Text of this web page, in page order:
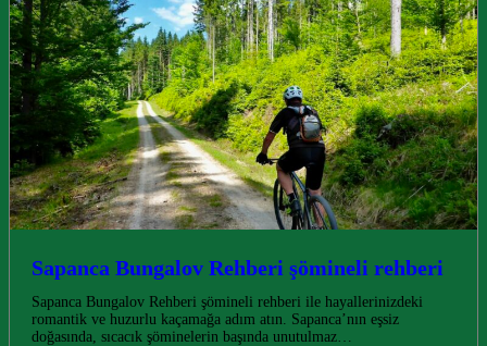
Sapanca Bungalov Rehberi şömineli rehberi
Sapanca Bungalov Rehberi şömineli rehberi ile hayallerinizdeki
romantik ve huzurlu kaçamağa adım atın. Sapanca’nın eşsiz
doğasında, sıcacık şöminelerin başında unutulmaz…